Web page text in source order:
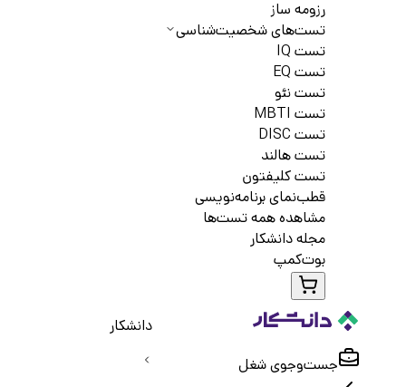
رزومه ساز
تست‌های شخصیت‌شناسی
تست IQ
تست EQ
تست نئو
تست MBTI
تست DISC
تست هالند
تست کلیفتون
قطب‌نمای برنامه‌نویسی
مشاهده همه تست‌ها
مجله دانشکار
بوت‌کمپ
جست‌و‌جوی شغل
دانشکار